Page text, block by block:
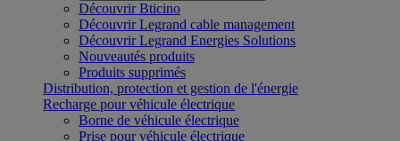
Découvrir Bticino
Découvrir Legrand cable management
Découvrir Legrand Energies Solutions
Nouveautés produits
Produits supprimés
Distribution, protection et gestion de l'énergie
Recharge pour véhicule électrique
Borne de véhicule électrique
Prise pour véhicule électrique